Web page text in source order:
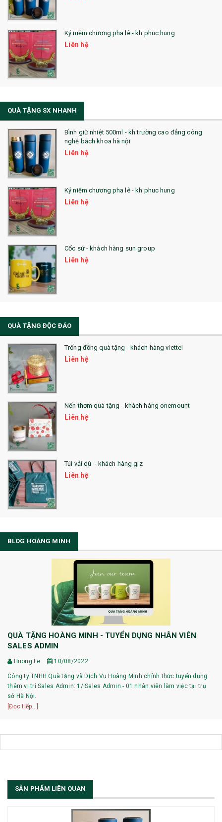
Kỷ niệm chương pha lê - kh phuc hung
Liên hệ
QUÀ TẶNG SX NHANH
Bình giữ nhiệt 500ml - kh trường cao đẳng công
nghệ bách khoa hà nội
Liên hệ
Kỷ niệm chương pha lê - kh phuc hung
Liên hệ
Cốc sứ - khách hàng sun group
Liên hệ
QUÀ TẶNG ĐỘC ĐÁO
Trống đồng quà tặng - khách hàng viettel
Liên hệ
Nến thơm quà tặng - khách hàng onemount
Liên hệ
Túi vải dù - khách hàng giz
Liên hệ
BLOG HOÀNG MINH
QUÀ TẶNG HOÀNG MINH - TUYỂN DỤNG NHÂN VIÊN
SALES ADMIN
Huong Le 10/08/2022
Công ty TNHH Quà tặng và Dịch Vụ Hoàng Minh chính thức tuyển dụng
thêm vị trí Sales Admin: 1/ Sales Admin - 01 nhân viên làm việc tại trụ
sở Hà Nội.
[Đọc tiếp...]
SẢN PHẨM LIÊN QUAN